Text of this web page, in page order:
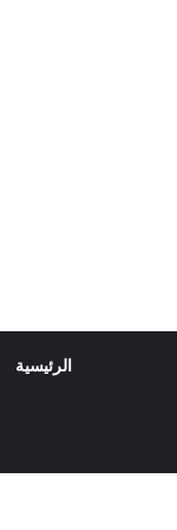
الرئيسية